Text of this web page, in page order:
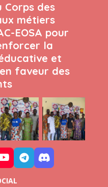
Corps des
métiers
EOSA pour
la
et
faveur des
Y
o
u
T
e
D
i